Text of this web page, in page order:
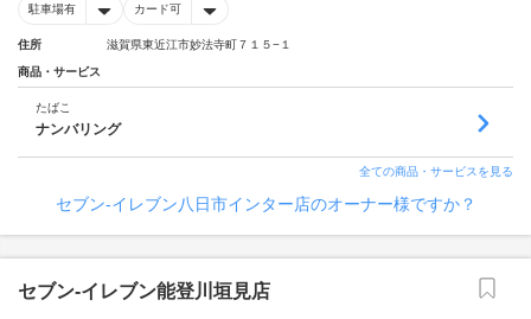
駐車場有 カード可
住所 滋賀県東近江市妙法寺町７１５−１
商品・サービス
たばこ
ナンバリング
全ての商品・サービスを見る
セブン‐イレブン八日市インター店のオーナー様ですか？
セブン‐イレブン能登川垣見店